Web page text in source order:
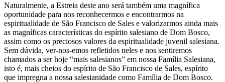
Naturalmente, a Estreia deste ano será também uma magnífica
oportunidade para nos reconhecermos e encontrarmos na
espiritualidade de São Francisco de Sales e valorizarmos ainda mais
as magníficas características do espírito salesiano de Dom Bosco,
assim como os preciosos valores da espiritualidade juvenil salesiana.
Sem dúvida, ver-nos-emos refletidos neles e nos sentiremos
chamados a ser hoje “mais salesianos” em nossa Família Salesiana,
isto é, mais cheios do espírito de São Francisco de Sales, espírito
que impregna a nossa salesianidade como Família de Dom Bosco.